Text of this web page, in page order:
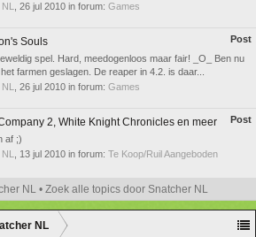
26 jul 2010 in forum: Games
Post
Souls
spel. Hard, meedogenloos maar fair! _O_ Ben nu
farmen geslagen. De reaper in 4.2. is daar...
26 jul 2010 in forum: Games
Post
2, White Knight Chronicles en meer
af ;)
13 jul 2010 in forum: Te Koop/Ruil Aangeboden
NL Zoek alle topics door Snatcher NL
NL